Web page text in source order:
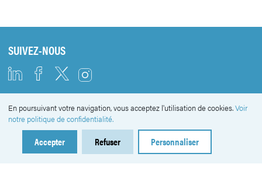
SUIVEZ-NOUS
NEWSLETTER
En poursuivant votre navigation, vous acceptez l'utilisation de cookies.Voir
notre politique de confidentialité.
Accepter Refuser Personnaliser